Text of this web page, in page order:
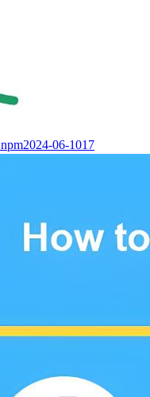
2024-06-1017